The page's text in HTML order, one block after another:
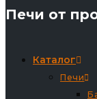
Печи от
Каталог
Печи